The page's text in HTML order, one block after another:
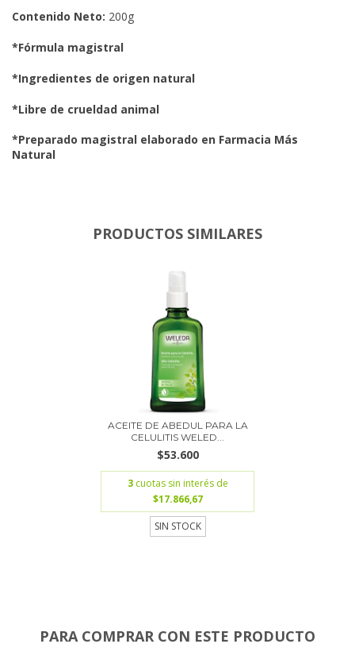
Contenido Neto: 200g
*Fórmula magistral
*Ingredientes de origen natural
*Libre de crueldad animal
*Preparado magistral elaborado en Farmacia Más
Natural
PRODUCTOS SIMILARES
ACEITE DE ABEDUL PARA LA
CELULITIS WELED...
$53.600
3 cuotas sin interés de
$17.866,67
SIN STOCK
PARA COMPRAR CON ESTE PRODUCTO